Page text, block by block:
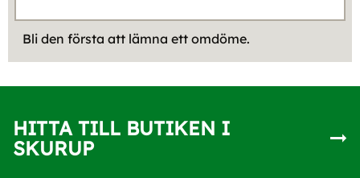
Bli den första att lämna ett omdöme.
HITTA TILL BUTIKEN I
SKURUP